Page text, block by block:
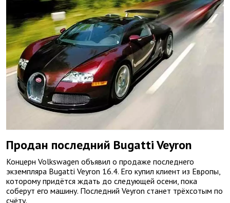
Продан последний Bugatti Veyron
Концерн Volkswagen объявил о продаже последнего
экземпляра Bugatti Veyron 16.4. Его купил клиент из Европы,
которому придётся ждать до следующей осени, пока
соберут его машину. Последний Veyron станет трёхсотым по
счёту.